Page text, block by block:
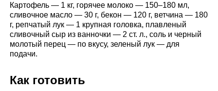
Картофель — 1 кг, горячее молоко — 150–180 мл,
сливочное масло — 30 г, бекон — 120 г, ветчина — 180
г, репчатый лук — 1 крупная головка, плавленый
сливочный сыр из ванночки — 2 ст. л., соль и черный
молотый перец — по вкусу, зеленый лук — для
подачи.
Как готовить